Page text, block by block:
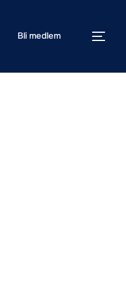
Bli medlem SLÅ